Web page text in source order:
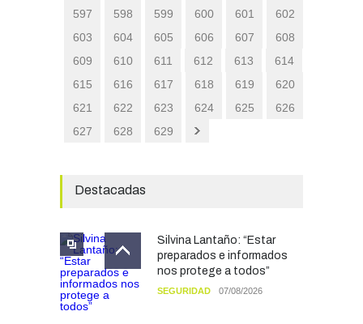
597
598 599 600 601
602
603
604 605 606 607
608
609
610 611 612 613
614
615
616 617 618 619
620
621
622 623 624 625
626
627
628 629
Destacadas
Silvina Lantaño: “Estar
preparados e informados
nos protege a todos”
SEGURIDAD 07/08/2026